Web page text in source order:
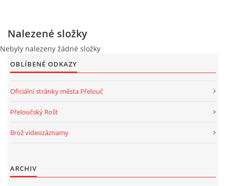
Nalezené složky
Nebyly nalezeny žádné složky
OBLÍBENÉ ODKAZY
Oficiální stránky města Přelouč
Přeloučský Rošt
Brož videozáznamy
ARCHIV